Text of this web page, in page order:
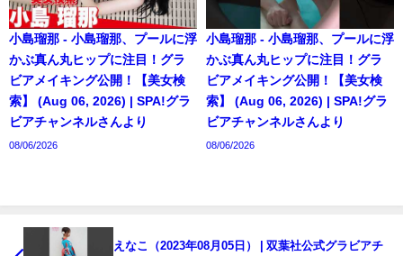
小島瑠那 - 小島瑠那、プールに浮
かぶ真ん丸ヒップに注目！グラ
ビアメイキング公開！【美女検
索】 (Aug 06, 2026) | SPA!グラ
ビアチャンネルさんより
08/06/2026
小島瑠那 - 小島瑠那、プールに浮
かぶ真ん丸ヒップに注目！グラ
ビアメイキング公開！【美女検
索】 (Aug 06, 2026) | SPA!グラ
ビアチャンネルさんより
08/06/2026
えなこ（2023年08月05日） | 双葉社公式グラビアチ